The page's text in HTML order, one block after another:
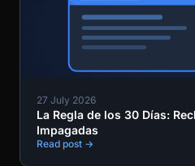
27 July 2026
La Regla de los 30 Días:
Impagadas
Read post →